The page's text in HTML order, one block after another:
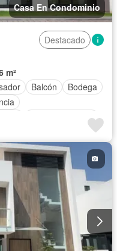
Casa En Condominio
Destacado
m²
Balcón
Bodega
Cocina equipada
natural
Gimnasio
con closet
Televisión por cable
amueblar